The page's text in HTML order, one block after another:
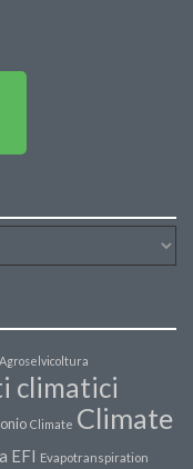
Agroselvicoltura
climatici
Climate Climate
EFI Evapotranspiration